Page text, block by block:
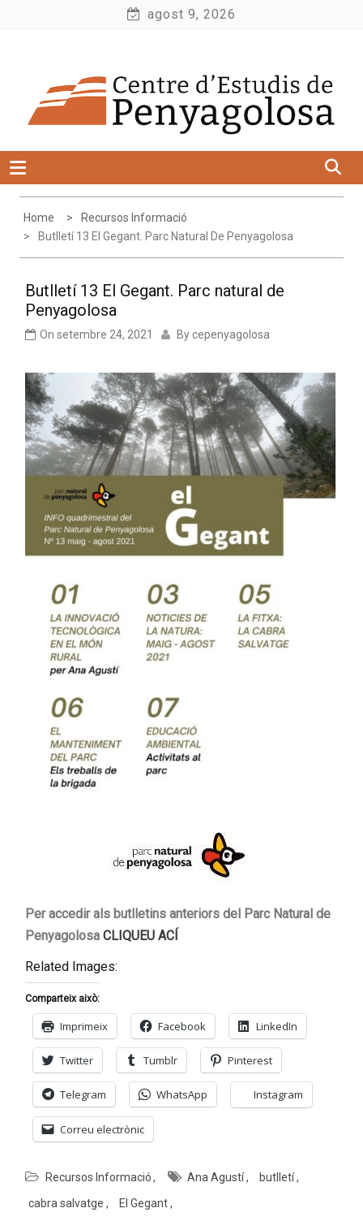
agost 9, 2026
Home
Recursos Informació
Butlletí 13 El Gegant. Parc Natural De Penyagolosa
Butlletí 13 El Gegant. Parc natural de
Penyagolosa
On setembre 24, 2021 By cepenyagolosa
Per accedir als butlletins anteriors del Parc Natural de
Penyagolosa CLIQUEU ACÍ
Related Images:
Comparteix això:
Imprimeix Facebook LinkedIn
Twitter Tumblr Pinterest
Telegram WhatsApp Instagram
Correu electrònic
Recursos Informació Ana Agustí
butlletí
cabra salvatge
El Gegant